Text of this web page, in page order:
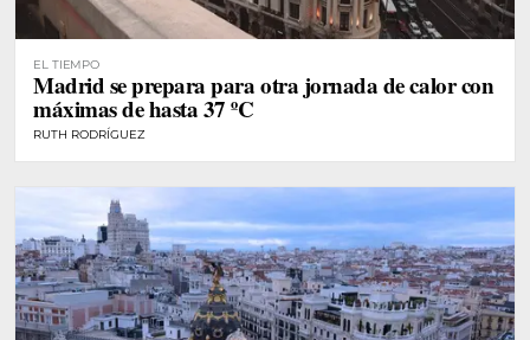
EL TIEMPO
Madrid se prepara para otra jornada de calor con
máximas de hasta 37 ºC
RUTH RODRÍGUEZ